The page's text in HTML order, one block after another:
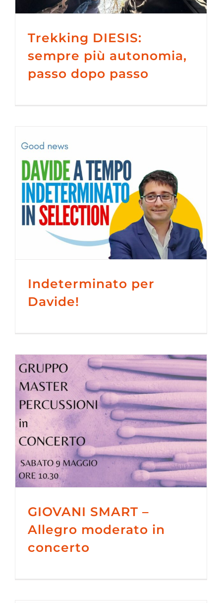
Trekking DIESIS:
sempre più autonomia,
passo dopo passo
Indeterminato per
Davide!
GIOVANI SMART –
Allegro moderato in
concerto